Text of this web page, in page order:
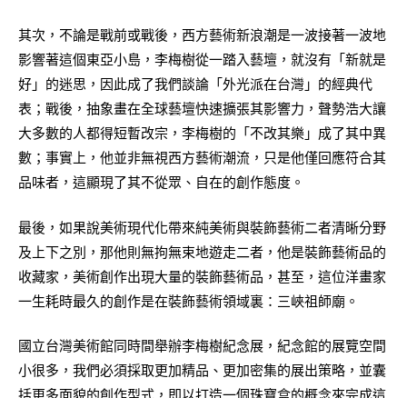
其次，不論是戰前或戰後，西方藝術新浪潮是一波接著一波地
影響著這個東亞小島，李梅樹從一踏入藝壇，就沒有「新就是
好」的迷思，因此成了我們談論「外光派在台灣」的經典代
表；戰後，抽象畫在全球藝壇快速擴張其影響力，聲勢浩大讓
大多數的人都得短暫改宗，李梅樹的「不改其樂」成了其中異
數；事實上，他並非無視西方藝術潮流，只是他僅回應符合其
品味者，這顯現了其不從眾、自在的創作態度。
最後，如果說美術現代化帶來純美術與裝飾藝術二者清晰分野
及上下之別，那他則無拘無束地遊走二者，他是裝飾藝術品的
收藏家，美術創作出現大量的裝飾藝術品，甚至，這位洋畫家
一生耗時最久的創作是在裝飾藝術領域裏：三峽祖師廟。
國立台灣美術館同時間舉辦李梅樹紀念展，紀念館的展覽空間
小很多，我們必須採取更加精品、更加密集的展出策略，並囊